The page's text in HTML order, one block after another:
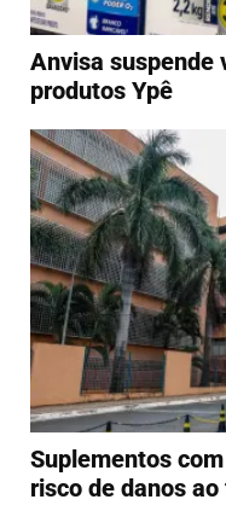
Anvisa suspende
produtos Ypê
Suplementos
risco de danos